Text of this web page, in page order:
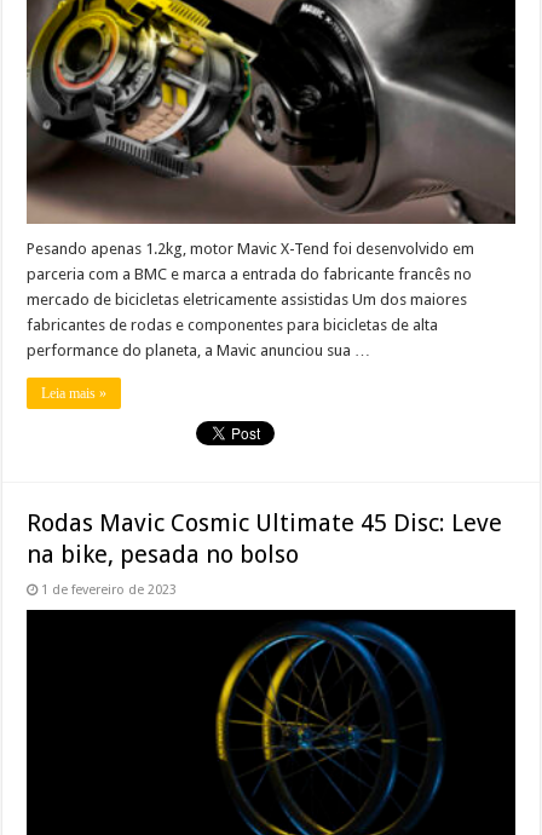
Pesando apenas 1.2kg, motor Mavic X-Tend foi desenvolvido em
parceria com a BMC e marca a entrada do fabricante francês no
mercado de bicicletas eletricamente assistidas Um dos maiores
fabricantes de rodas e componentes para bicicletas de alta
performance do planeta, a Mavic anunciou sua …
Leia mais »
Rodas Mavic Cosmic Ultimate 45 Disc: Leve
na bike, pesada no bolso
1 de fevereiro de 2023